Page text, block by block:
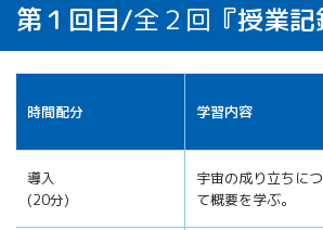
第１回目/全２回 『授業
時間配分 学習内容
導入
(20分)
宇宙の成り立ちに
て概要を学ぶ。